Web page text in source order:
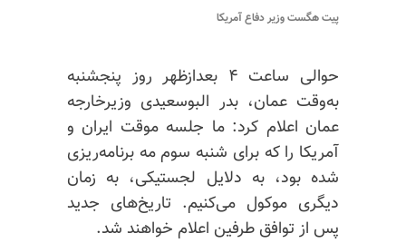
پیت هگست وزیر دفاع آمریکا
حوالی ساعت ۴‌ بعدازظهر روز پنجشنبه
به‌وقت عمان، بدر البوسعیدی وزیر‌خارجه
عمان اعلام کرد: ما جلسه موقت ایران و
آمریکا را که برای شنبه سوم مه برنامه‌ریزی
شده بود، به دلایل لجستیکی، به زمان
دیگری موکول می‌کنیم. تاریخ‌های جدید
پس از توافق طرفین اعلام خواهند شد.